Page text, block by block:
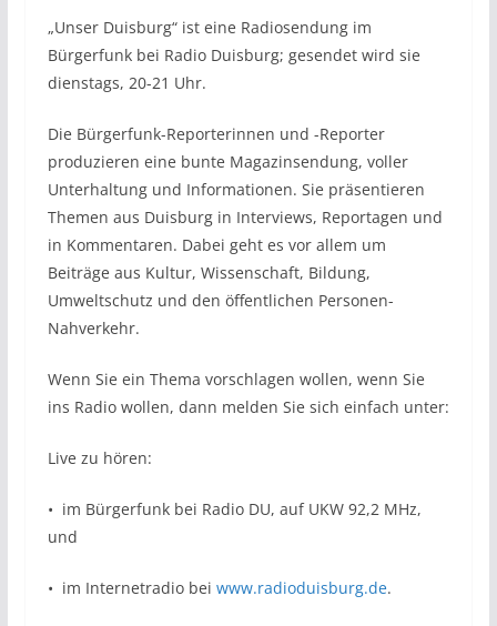
„Unser Duisburg“ ist eine Radiosendung im
Bürgerfunk bei Radio Duisburg; gesendet wird sie
dienstags, 20-21 Uhr.
Die Bürgerfunk-Reporterinnen und -Reporter
produzieren eine bunte Magazinsendung, voller
Unterhaltung und Informationen. Sie präsentieren
Themen aus Duisburg in Interviews, Reportagen und
in Kommentaren. Dabei geht es vor allem um
Beiträge aus Kultur, Wissenschaft, Bildung,
Umweltschutz und den öffentlichen Personen-
Nahverkehr.
Wenn Sie ein Thema vorschlagen wollen, wenn Sie
ins Radio wollen, dann melden Sie sich einfach unter:
Live zu hören:
•⁠ ⁠im Bürgerfunk bei Radio DU, auf UKW 92,2 MHz,
und
•⁠ ⁠im Internetradio bei www.radioduisburg.de.